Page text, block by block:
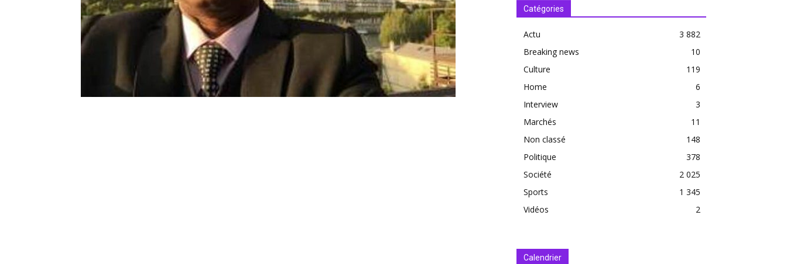
Catégories
Actu
3 882
Breaking news
10
Culture
119
Home
6
Interview
3
Marchés
11
Non classé
148
Politique
378
Société
2 025
Sports
1 345
Vidéos
2
Calendrier